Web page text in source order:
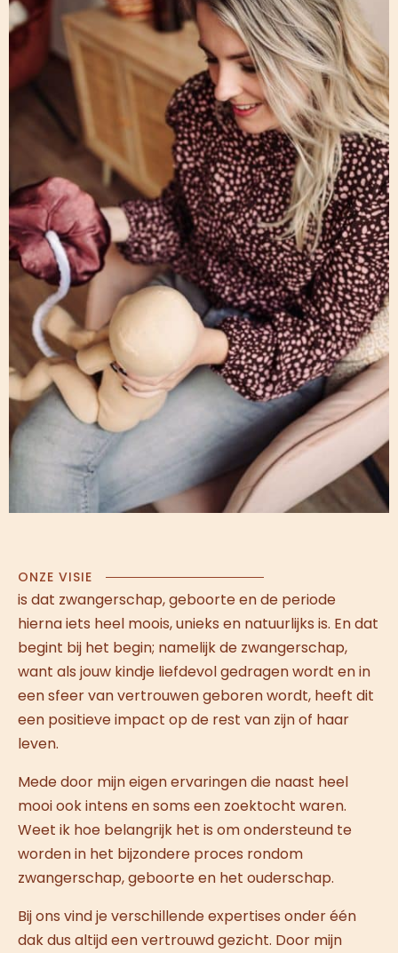
ONZE VISIE
is dat zwangerschap, geboorte en de periode
hierna iets heel moois, unieks en natuurlijks is. En dat
begint bij het begin; namelijk de zwangerschap,
want als jouw kindje liefdevol gedragen wordt en in
een sfeer van vertrouwen geboren wordt, heeft dit
een positieve impact op de rest van zijn of haar
leven.
Mede door mijn eigen ervaringen die naast heel
mooi ook intens en soms een zoektocht waren.
Weet ik hoe belangrijk het is om ondersteund te
worden in het bijzondere proces rondom
zwangerschap, geboorte en het ouderschap.
Bij ons vind je verschillende expertises onder één
dak dus altijd een vertrouwd gezicht. Door mijn